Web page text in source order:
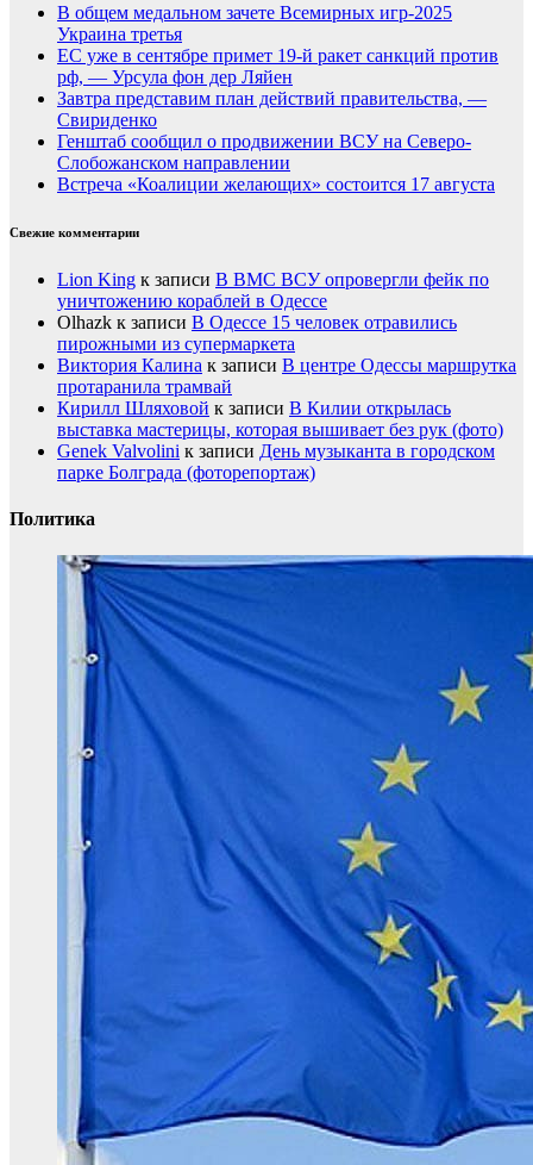
В общем медальном зачете Всемирных игр-2025
Украина третья
ЕС уже в сентябре примет 19-й ракет санкций против
рф, — Урсула фон дер Ляйен
Завтра представим план действий правительства, —
Свириденко
Генштаб сообщил о продвижении ВСУ на Северо-
Слобожанском направлении
Встреча «Коалиции желающих» состоится 17 августа
Свежие комментарии
Lion King к записи В ВМС ВСУ опровергли фейк по
уничтожению кораблей в Одессе
Olhazk к записи В Одессе 15 человек отравились
пирожными из супермаркета
Виктория Калина к записи В центре Одессы маршрутка
протаранила трамвай
Кирилл Шляховой к записи В Килии открылась
выставка мастерицы, которая вышивает без рук (фото)
Genek Valvolini к записи День музыканта в городском
парке Болграда (фоторепортаж)
Политика